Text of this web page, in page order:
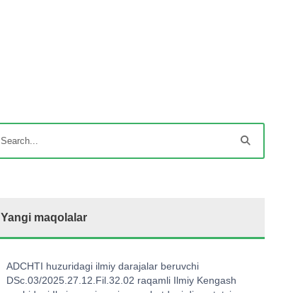
Yangi maqolalar
ADCHTI huzuridagi ilmiy darajalar beruvchi
DSc.03/2025.27.12.Fil.32.02 raqamli Ilmiy Kengash